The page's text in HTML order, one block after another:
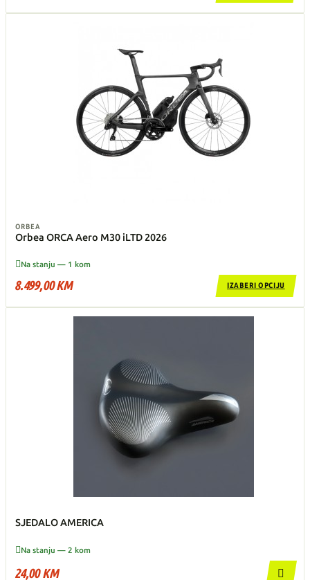
ORBEA
Orbea ORCA Aero M30 iLTD 2026
Na stanju — 1 kom
8.499,00 KM IZABERI OPCIJU
SJEDALO AMERICA
Na stanju — 2 kom
24,00 KM 